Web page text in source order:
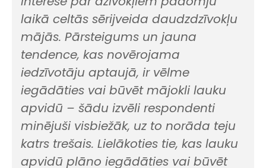
laikā celtās sērijveida daudzdzīvokļu
mājās. Pārsteigums un jauna
tendence, kas novērojama
iedzīvotāju aptaujā, ir vēlme
iegādāties vai būvēt mājokli lauku
apvidū – šādu izvēli respondenti
minējuši visbiežāk, uz to norāda teju
katrs trešais. Lielākoties tie, kas lauku
apvidū plāno iegādāties vai būvēt